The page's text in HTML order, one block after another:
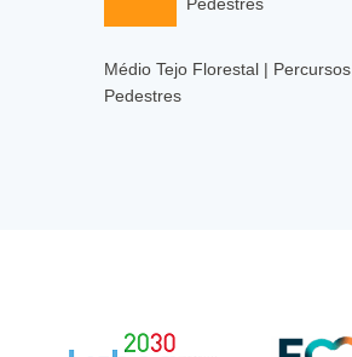
Médio Tejo Florestal | Percursos
Pedestres